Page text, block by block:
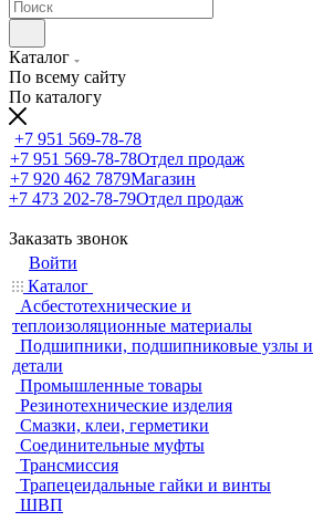
Каталог
По всему сайту
По каталогу
+7 951 569-78-78
+7 951 569-78-78Отдел продаж
+7 920 462 7879Магазин
+7 473 202-78-79Отдел продаж
Заказать звонок
Войти
Каталог
Асбестотехнические и
теплоизоляционные материалы
Подшипники, подшипниковые узлы и
детали
Промышленные товары
Резинотехнические изделия
Смазки, клеи, герметики
Соединительные муфты
Трансмиссия
Трапецеидальные гайки и винты
ШВП